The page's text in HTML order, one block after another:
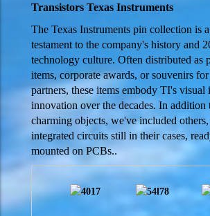
Transistors Texas Instruments
The Texas Instruments pin collection is
testament to the company's history and
technology culture. Often distributed as
items, corporate awards, or souvenirs
partners, these items embody TI's visual
innovation over the decades. In addition
charming objects, we've included others,
integrated circuits still in their cases,
mounted on PCBs..